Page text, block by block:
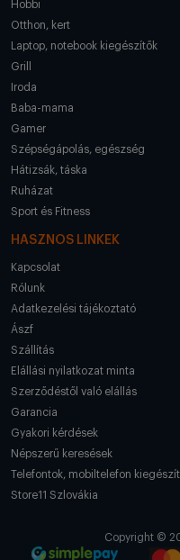
Hobbi
Otthon, kert
Laptop, notebook kiegészítők
Grill
Iroda
Baba-mama
Gamer
Szépségápolás, egészség
Hátizsák, táska
Ruházat
Sport és Fitness
HASZNOS LINKEK
Kapcsolat
Rólunk
Adatkezelési tájékoztató
Ászf
Szállítás
Elállási nyilatkozat minta
Szerződéstől való elállás
Garancia
Gyakori kérdések
Népszerű keresések
Telefontok, mobiltelefon
Store11 Szlovákia
Copyright ©